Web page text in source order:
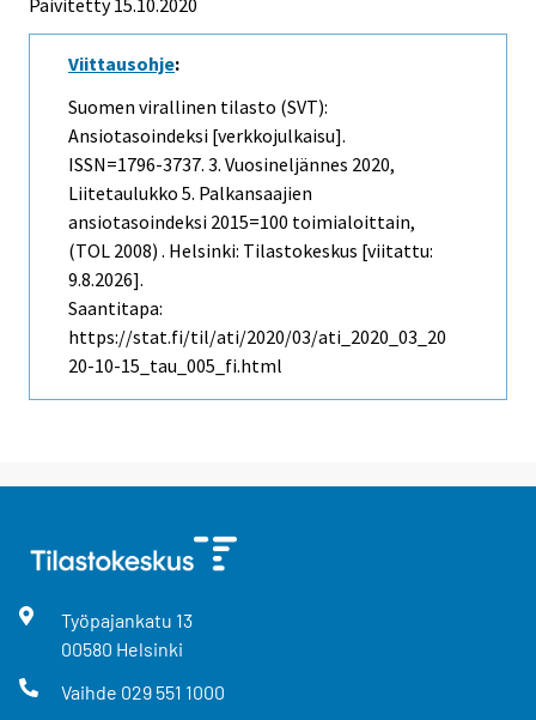
Viittausohje:
Suomen virallinen tilasto (SVT):
Ansiotasoindeksi [verkkojulkaisu].
ISSN=1796-3737. 3. Vuosineljännes 2020,
Liitetaulukko 5. Palkansaajien
ansiotasoindeksi 2015=100 toimialoittain,
(TOL 2008) . Helsinki: Tilastokeskus [viitattu:
9.8.2026].
Saantitapa:
https://stat.fi/til/ati/2020/03/ati_2020_03_20
20-10-15_tau_005_fi.html
Työpajankatu 13
00580 Helsinki
Vaihde 029 551 1000